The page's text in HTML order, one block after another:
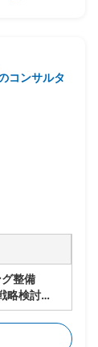
コンサルタ
整備
略検討
、指⽰出